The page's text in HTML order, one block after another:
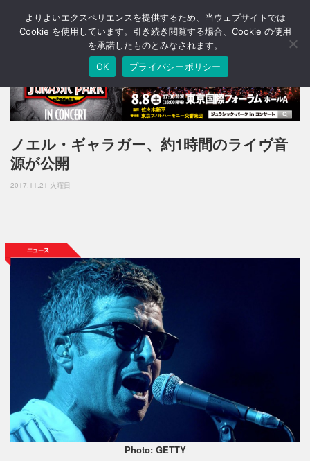
T
o
n
a
v
i
g
o
ノエル・ギャラガー、約1時間のライヴ音
源が公開
2017.11.21 火曜日
Photo: GETTY
よりよいエクスペリエンスを提供するため、当ウェブサイトでは
Cookie を使用しています。引き続き閲覧する場合、Cookie の使用
を承諾したものとみなされます。
OK
プライバシーポリシー